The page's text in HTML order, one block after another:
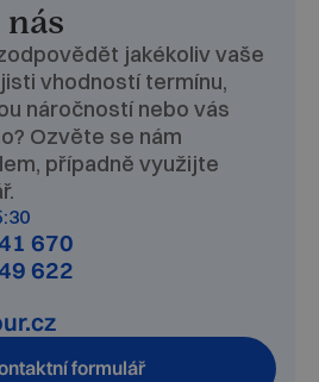
nás
jakékoliv vaše
vhodností termínu,
náročností nebo vás
Ozvěte se nám
případně využijte
670
622
formulář